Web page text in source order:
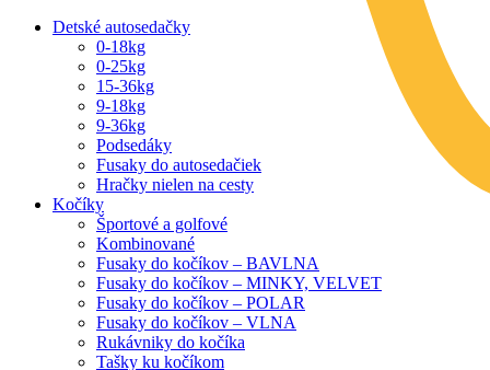
Detské autosedačky
0-18kg
0-25kg
15-36kg
9-18kg
9-36kg
Podsedáky
Fusaky do autosedačiek
Hračky nielen na cesty
Kočíky
Športové a golfové
Kombinované
Fusaky do kočíkov – BAVLNA
Fusaky do kočíkov – MINKY, VELVET
Fusaky do kočíkov – POLAR
Fusaky do kočíkov – VLNA
Rukávniky do kočíka
Tašky ku kočíkom